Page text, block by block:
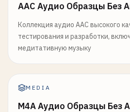
AAC Аудио Образцы Без
Коллекция аудио AAC высокого
тестирования и разработки,
медитативную музыку
MEDIA
M4A Аудио Образцы Без